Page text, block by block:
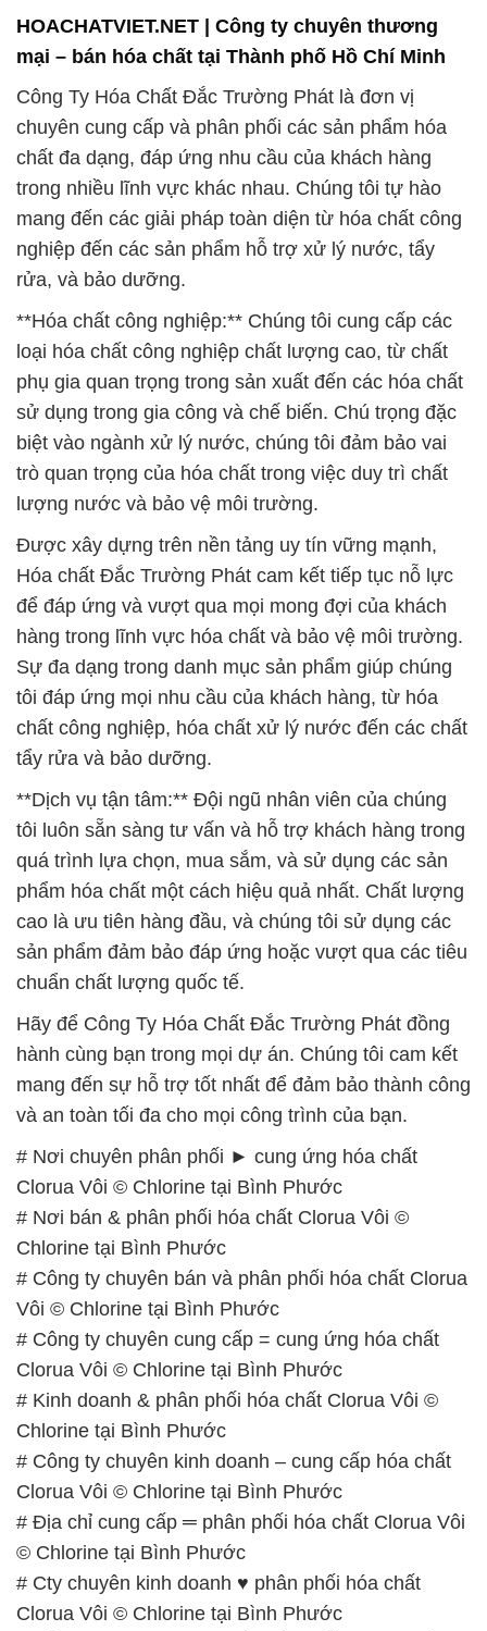
HOACHATVIET.NET | Công ty chuyên thương
mại – bán hóa chất tại Thành phố Hồ Chí Minh
Công Ty Hóa Chất Đắc Trường Phát là đơn vị
chuyên cung cấp và phân phối các sản phẩm hóa
chất đa dạng, đáp ứng nhu cầu của khách hàng
trong nhiều lĩnh vực khác nhau. Chúng tôi tự hào
mang đến các giải pháp toàn diện từ hóa chất công
nghiệp đến các sản phẩm hỗ trợ xử lý nước, tẩy
rửa, và bảo dưỡng.
**Hóa chất công nghiệp:** Chúng tôi cung cấp các
loại hóa chất công nghiệp chất lượng cao, từ chất
phụ gia quan trọng trong sản xuất đến các hóa chất
sử dụng trong gia công và chế biến. Chú trọng đặc
biệt vào ngành xử lý nước, chúng tôi đảm bảo vai
trò quan trọng của hóa chất trong việc duy trì chất
lượng nước và bảo vệ môi trường.
Được xây dựng trên nền tảng uy tín vững mạnh,
Hóa chất Đắc Trường Phát cam kết tiếp tục nỗ lực
để đáp ứng và vượt qua mọi mong đợi của khách
hàng trong lĩnh vực hóa chất và bảo vệ môi trường.
Sự đa dạng trong danh mục sản phẩm giúp chúng
tôi đáp ứng mọi nhu cầu của khách hàng, từ hóa
chất công nghiệp, hóa chất xử lý nước đến các chất
tẩy rửa và bảo dưỡng.
**Dịch vụ tận tâm:** Đội ngũ nhân viên của chúng
tôi luôn sẵn sàng tư vấn và hỗ trợ khách hàng trong
quá trình lựa chọn, mua sắm, và sử dụng các sản
phẩm hóa chất một cách hiệu quả nhất. Chất lượng
cao là ưu tiên hàng đầu, và chúng tôi sử dụng các
sản phẩm đảm bảo đáp ứng hoặc vượt qua các tiêu
chuẩn chất lượng quốc tế.
Hãy để Công Ty Hóa Chất Đắc Trường Phát đồng
hành cùng bạn trong mọi dự án. Chúng tôi cam kết
mang đến sự hỗ trợ tốt nhất để đảm bảo thành công
và an toàn tối đa cho mọi công trình của bạn.
# Nơi chuyên phân phối ► cung ứng hóa chất
Clorua Vôi © Chlorine tại Bình Phước
# Nơi bán & phân phối hóa chất Clorua Vôi ©
Chlorine tại Bình Phước
# Công ty chuyên bán và phân phối hóa chất Clorua
Vôi © Chlorine tại Bình Phước
# Công ty chuyên cung cấp = cung ứng hóa chất
Clorua Vôi © Chlorine tại Bình Phước
# Kinh doanh & phân phối hóa chất Clorua Vôi ©
Chlorine tại Bình Phước
# Công ty chuyên kinh doanh – cung cấp hóa chất
Clorua Vôi © Chlorine tại Bình Phước
# Địa chỉ cung cấp ═ phân phối hóa chất Clorua Vôi
© Chlorine tại Bình Phước
# Cty chuyên kinh doanh ♥ phân phối hóa chất
Clorua Vôi © Chlorine tại Bình Phước